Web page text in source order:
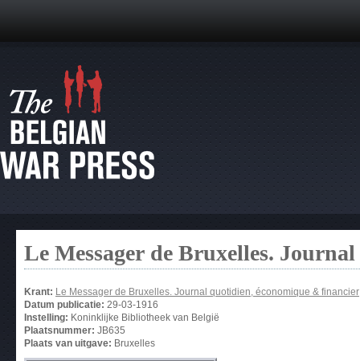
Le Messager de Bruxelles.
Krant: Le Messager de Bruxelles. Journal quotidien, économique & financier
Datum publicatie: 29-03-1916
Instelling: Koninklijke Bibliotheek van België
Plaatsnummer: JB635
Plaats van uitgave: Bruxelles